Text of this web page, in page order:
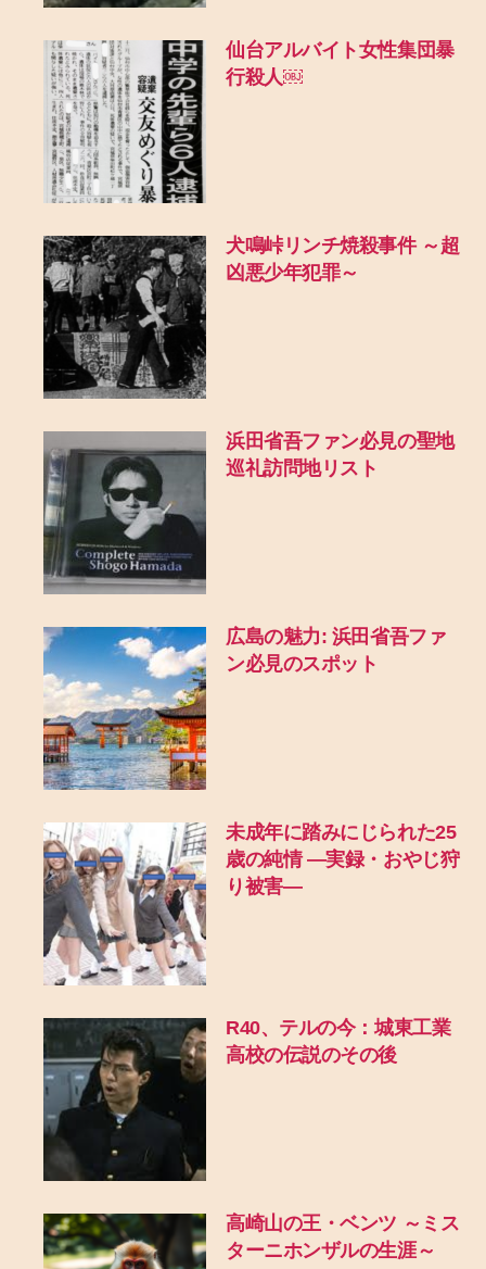
仙台アルバイト女性集団暴
行殺人￼
犬鳴峠リンチ焼殺事件 ～超
凶悪少年犯罪～
浜田省吾ファン必見の聖地
巡礼訪問地リスト
広島の魅力: 浜田省吾ファ
ン必見のスポット
未成年に踏みにじられた25
歳の純情 ―実録・おやじ狩
り被害―
R40、テルの今：城東工業
高校の伝説のその後
高崎山の王・ベンツ ～ミス
ターニホンザルの生涯～